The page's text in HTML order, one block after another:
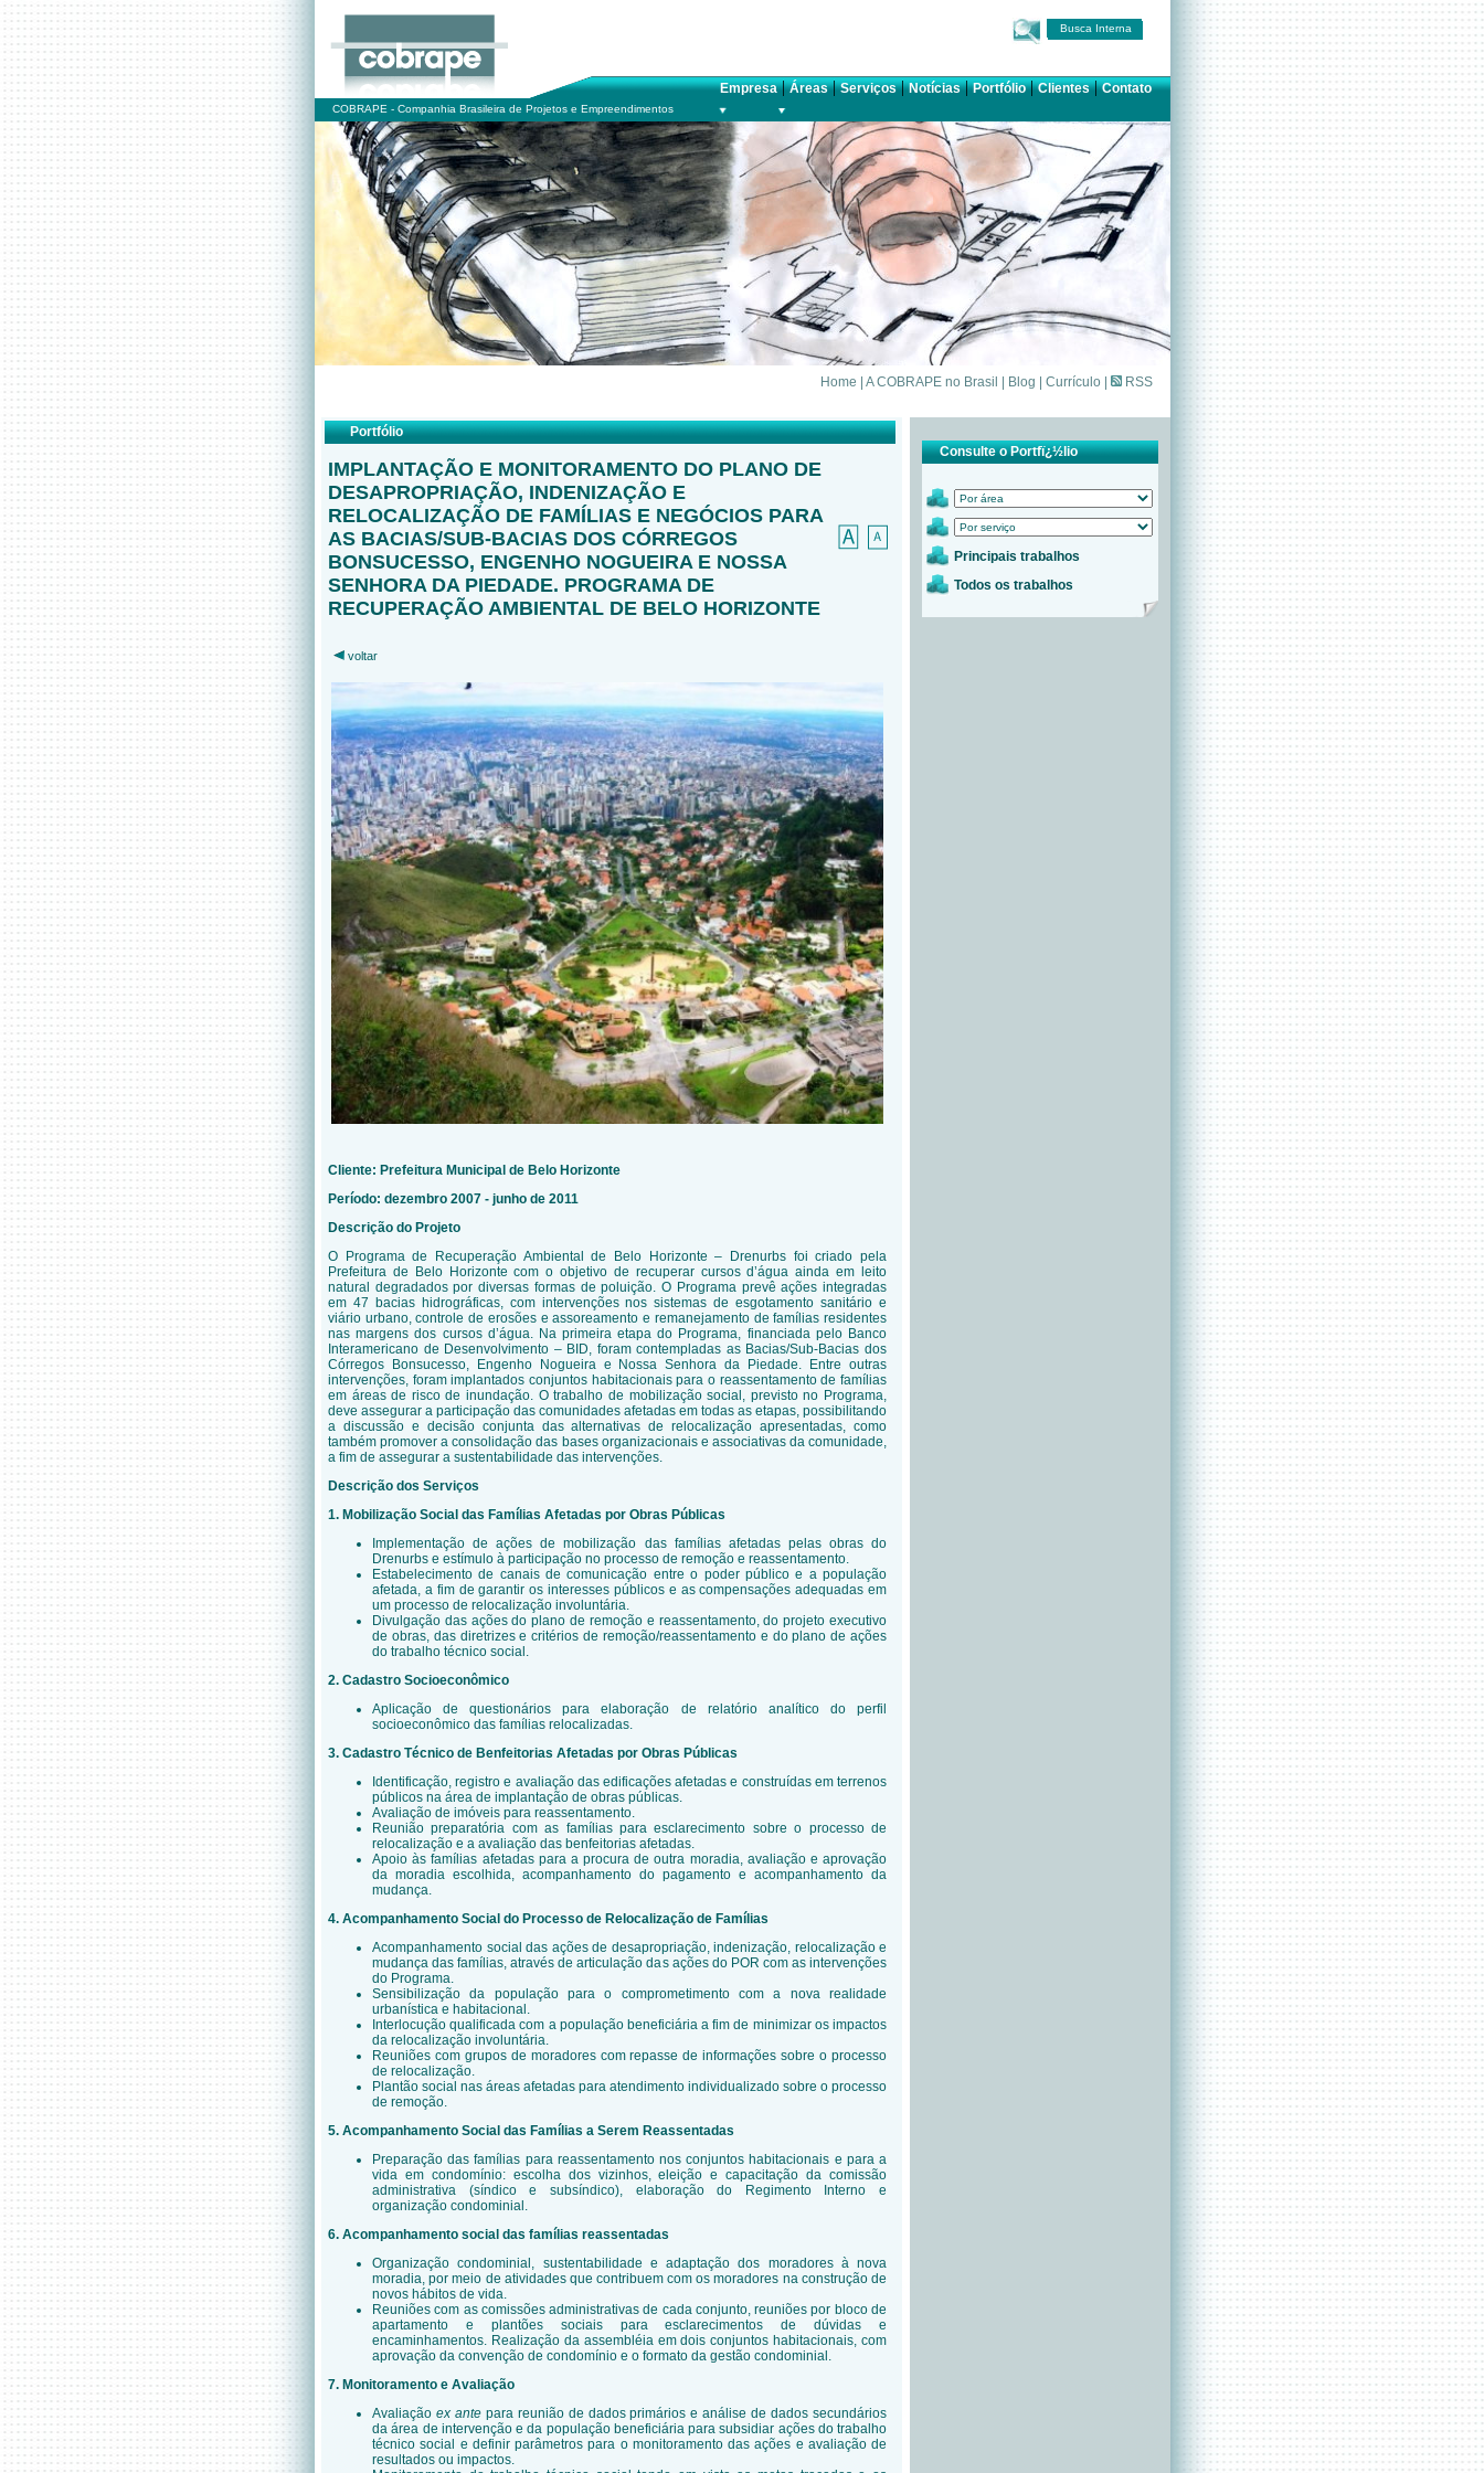
Busca Interna
Empresa|Áreas|Serviços|Notícias|Portfólio|Clientes|Contato
COBRAPE - Companhia Brasileira de Projetos e Empreendimentos
Home A COBRAPE no Brasil Blog Currículo RSS
Portfólio
IMPLANTAÇÃO E MONITORAMENTO DO PLANO DE
DESAPROPRIAÇÃO, INDENIZAÇÃO E
RELOCALIZAÇÃO DE FAMÍLIAS E NEGÓCIOS PARA
AS BACIAS/SUB-BACIAS DOS CÓRREGOS
BONSUCESSO, ENGENHO NOGUEIRA E NOSSA
SENHORA DA PIEDADE. PROGRAMA DE
RECUPERAÇÃO AMBIENTAL DE BELO HORIZONTE
voltar
Cliente: Prefeitura Municipal de Belo Horizonte
Período: dezembro 2007 - junho de 2011
Descrição do Projeto
O Programa de Recuperação Ambiental de Belo Horizonte – Drenurbs foi criado pela
Prefeitura de Belo Horizonte com o objetivo de recuperar cursos d’água ainda em leito
natural degradados por diversas formas de poluição. O Programa prevê ações integradas
em 47 bacias hidrográficas, com intervenções nos sistemas de esgotamento sanitário e
viário urbano, controle de erosões e assoreamento e remanejamento de famílias residentes
nas margens dos cursos d’água. Na primeira etapa do Programa, financiada pelo Banco
Interamericano de Desenvolvimento – BID, foram contempladas as Bacias/Sub-Bacias dos
Córregos Bonsucesso, Engenho Nogueira e Nossa Senhora da Piedade. Entre outras
intervenções, foram implantados conjuntos habitacionais para o reassentamento de famílias
em áreas de risco de inundação. O trabalho de mobilização social, previsto no Programa,
deve assegurar a participação das comunidades afetadas em todas as etapas, possibilitando
a discussão e decisão conjunta das alternativas de relocalização apresentadas, como
também promover a consolidação das bases organizacionais e associativas da comunidade,
a fim de assegurar a sustentabilidade das intervenções.
Descrição dos Serviços
1. Mobilização Social das Famílias Afetadas por Obras Públicas
Implementação de ações de mobilização das famílias afetadas pelas obras do
Drenurbs e estímulo à participação no processo de remoção e reassentamento.
Estabelecimento de canais de comunicação entre o poder público e a população
afetada, a fim de garantir os interesses públicos e as compensações adequadas em
um processo de relocalização involuntária.
Divulgação das ações do plano de remoção e reassentamento, do projeto executivo
de obras, das diretrizes e critérios de remoção/reassentamento e do plano de ações
do trabalho técnico social.
2. Cadastro Socioeconômico
Aplicação de questionários para elaboração de relatório analítico do perfil
socioeconômico das famílias relocalizadas.
3. Cadastro Técnico de Benfeitorias Afetadas por Obras Públicas
Identificação, registro e avaliação das edificações afetadas e construídas em terrenos
públicos na área de implantação de obras públicas.
Avaliação de imóveis para reassentamento.
Reunião preparatória com as famílias para esclarecimento sobre o processo de
relocalização e a avaliação das benfeitorias afetadas.
Apoio às famílias afetadas para a procura de outra moradia, avaliação e aprovação
da moradia escolhida, acompanhamento do pagamento e acompanhamento da
mudança.
4. Acompanhamento Social do Processo de Relocalização de Famílias
Acompanhamento social das ações de desapropriação, indenização, relocalização e
mudança das famílias, através de articulação das ações do POR com as intervenções
do Programa.
Sensibilização da população para o comprometimento com a nova realidade
urbanística e habitacional.
Interlocução qualificada com a população beneficiária a fim de minimizar os impactos
da relocalização involuntária.
Reuniões com grupos de moradores com repasse de informações sobre o processo
de relocalização.
Plantão social nas áreas afetadas para atendimento individualizado sobre o processo
de remoção.
5. Acompanhamento Social das Famílias a Serem Reassentadas
Preparação das famílias para reassentamento nos conjuntos habitacionais e para a
vida em condomínio: escolha dos vizinhos, eleição e capacitação da comissão
administrativa (síndico e subsíndico), elaboração do Regimento Interno e
organização condominial.
6. Acompanhamento social das famílias reassentadas
Organização condominial, sustentabilidade e adaptação dos moradores à nova
moradia, por meio de atividades que contribuem com os moradores na construção de
novos hábitos de vida.
Reuniões com as comissões administrativas de cada conjunto, reuniões por bloco de
apartamento e plantões sociais para esclarecimentos de dúvidas e
encaminhamentos. Realização da assembléia em dois conjuntos habitacionais, com
aprovação da convenção de condomínio e o formato da gestão condominial.
7. Monitoramento e Avaliação
Avaliação ex ante para reunião de dados primários e análise de dados secundários
da área de intervenção e da população beneficiária para subsidiar ações do trabalho
técnico social e definir parâmetros para o monitoramento das ações e avaliação de
resultados ou impactos.
Consulte o Portfï¿½lio
Principais trabalhos
Todos os trabalhos